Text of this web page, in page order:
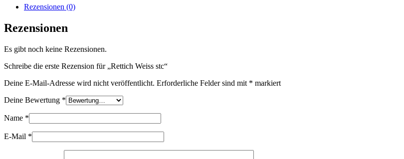
Rezensionen (0)
Rezensionen
Es gibt noch keine Rezensionen.
Schreibe die erste Rezension für „Rettich Weiss stc“
Deine E-Mail-Adresse wird nicht veröffentlicht. Erforderliche Felder sind mit * markiert
Deine Bewertung *
Name *
E-Mail *